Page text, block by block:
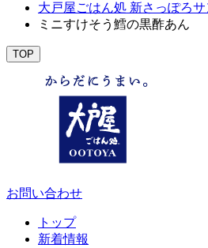
大戸屋ごはん処 新さっぽろ
ミニすけそう鱈の黒酢あん
TOP
お問い合わせ
トップ
新着情報